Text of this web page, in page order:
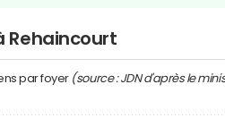
Rehaincourt
par foyer (source : JDN d'après le